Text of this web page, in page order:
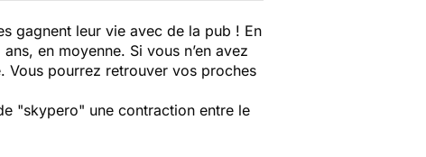
gagnent leur vie avec de la pub ! En
en moyenne. Si vous n’en avez
Vous pourrez retrouver vos proches
"skypero" une contraction entre le